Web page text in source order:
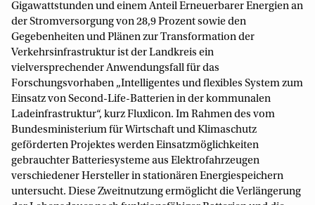
Gigawattstunden und einem Anteil Erneuerbarer Energien an
der Stromversorgung von 28,9 Prozent sowie den
Gegebenheiten und Plänen zur Transformation der
Verkehrsinfrastruktur ist der Landkreis ein
vielversprechender Anwendungsfall für das
Forschungsvorhaben „Intelligentes und flexibles System zum
Einsatz von Second-Life-Batterien in der kommunalen
Ladeinfrastruktur“, kurz Fluxlicon. Im Rahmen des vom
Bundesministerium für Wirtschaft und Klimaschutz
geförderten Projektes werden Einsatzmöglichkeiten
gebrauchter Batteriesysteme aus Elektrofahrzeugen
verschiedener Hersteller in stationären Energiespeichern
untersucht. Diese Zweitnutzung ermöglicht die Verlängerung